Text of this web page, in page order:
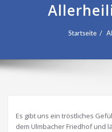
Startseite
Es gibt uns ein tröstliches
dem Ulmbacher Friedhof und